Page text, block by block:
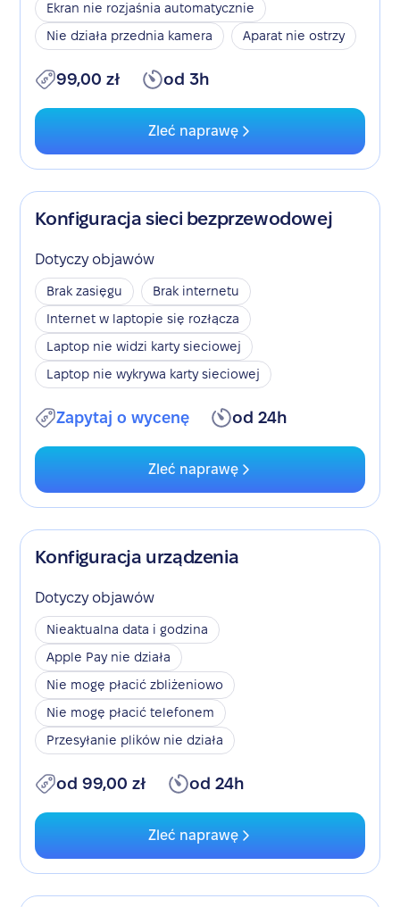
Ekran nie rozjaśnia automatycznie
Nie działa przednia kamera
Aparat nie ostrzy
99,00 zł od 3h
Zleć naprawę
Konfiguracja sieci bezprzewodowej
Dotyczy objawów
Brak zasięgu
Brak internetu
Internet w laptopie się rozłącza
Laptop nie widzi karty sieciowej
Laptop nie wykrywa karty sieciowej
Zapytaj o wycenę od 24h
Zleć naprawę
Konfiguracja urządzenia
Dotyczy objawów
Nieaktualna data i godzina
Apple Pay nie działa
Nie mogę płacić zbliżeniowo
Nie mogę płacić telefonem
Przesyłanie plików nie działa
od 99,00 zł od 24h
Zleć naprawę